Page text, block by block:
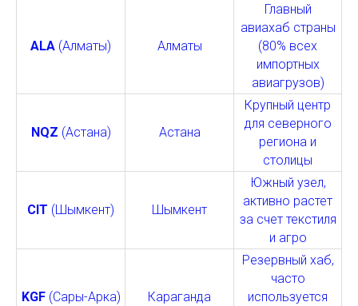
ALA (Алматы) Алматы
Главный
авиахаб страны
(80% всех
импортных
авиагрузов)
NQZ (Астана) Астана
Крупный центр
для северного
региона и
столицы
CIT (Шымкент) Шымкент
Южный узел,
активно растет
за счет текстиля
и агро
KGF(Сары-Арка) Караганда
Резервный хаб,
часто
используется